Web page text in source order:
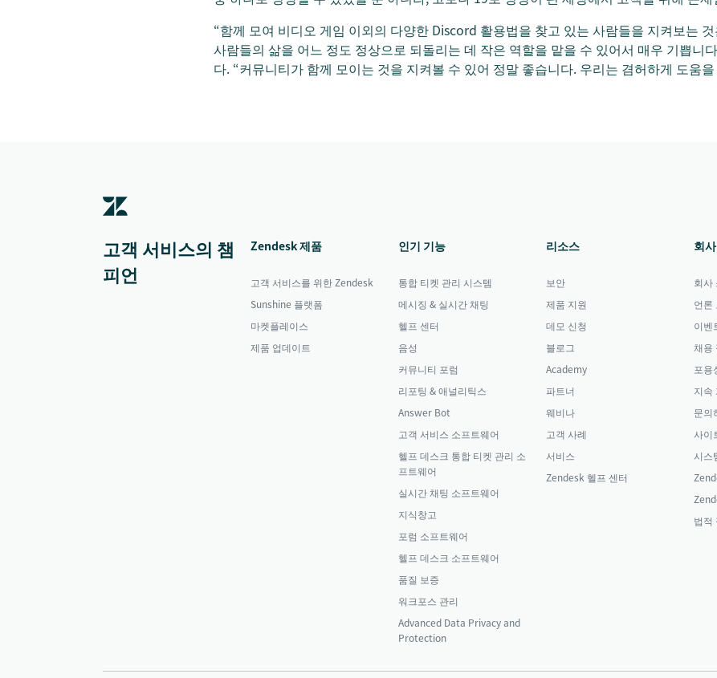
“함께 모여 비디오 게임 이외의 다양한 Discord 활용법을 찾고 있는 사람들을 지켜보는
사람들의 삶을 어느 정도 정상으로 되돌리는 데 작은 역할을 맡을 수 있어서 매우 기쁩니
다. “커뮤니티가 함께 모이는 것을 지켜볼 수 있어 정말 좋습니다. 우리는 겸허하게 도움
고객 서비스의 챔
피언
Zendesk 제품
고객 서비스를 위한 Zendesk
Sunshine 플랫폼
마켓플레이스
제품 업데이트
인기 기능
통합 티켓 관리 시스템
메시징 & 실시간 채팅
헬프 센터
음성
커뮤니티 포럼
리포팅 & 애널리틱스
Answer Bot
고객 서비스 소프트웨어
헬프 데스크 통합 티켓 관리 소
프트웨어
실시간 채팅 소프트웨어
지식창고
포럼 소프트웨어
헬프 데스크 소프트웨어
품질 보증
워크포스 관리
Advanced Data Privacy and
Protection
리소스
보안
제품 지원
데모 신청
블로그
Academy
파트너
웨비나
고객 사례
서비스
Zendesk 헬프 센터
회사
회사
언론
이벤
채용
포용
지속
문의
사이
시스
법적